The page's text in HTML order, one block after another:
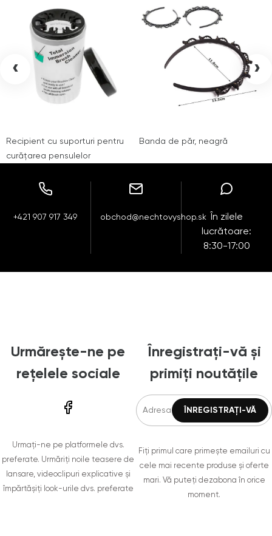
Recipient cu suporturi pentru
curățarea pensulelor
Banda de păr, neagră
‹ ›
+421 907 917 349 obchod@nechtovyshop.sk În zilele
lucrătoare:
8:30-17:00
Urmărește-ne pe
rețelele sociale
Urmați-ne pe platformele dvs.
preferate. Urmăriți noile teasere de
lansare, videoclipuri explicative și
împărtășiți look-urile dvs. preferate
Înregistrați-vă și
primiți noutățile
Fiți primul care primește emailuri cu
cele mai recente produse și oferte
mari. Vă puteți dezabona în orice
moment.